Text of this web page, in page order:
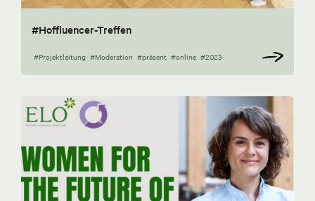
#Hoffluencer-Treffen
#Projektleitung #Moderation #präsent #online #2023